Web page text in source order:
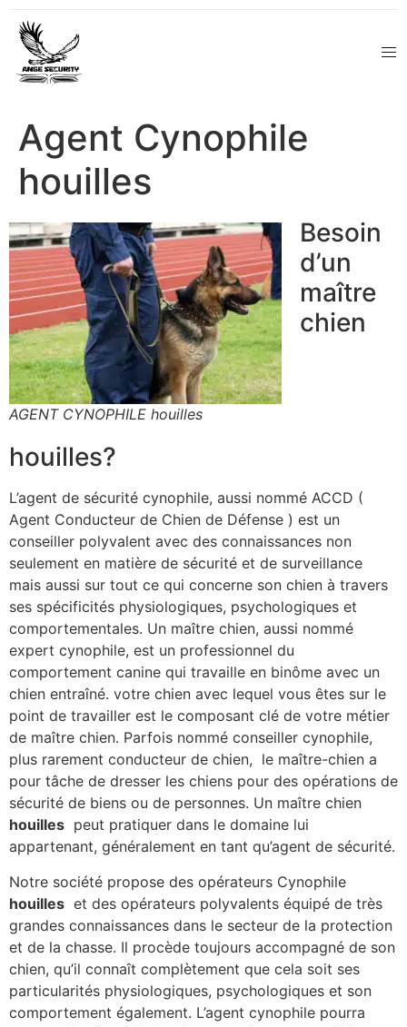
Agent Cynophile
houilles
AGENT CYNOPHILE houilles
Besoin
d’un
maître
chien
houilles?
L’agent de sécurité cynophile, aussi nommé ACCD (
Agent Conducteur de Chien de Défense ) est un
conseiller polyvalent avec des connaissances non
seulement en matière de sécurité et de surveillance
mais aussi sur tout ce qui concerne son chien à travers
ses spécificités physiologiques, psychologiques et
comportementales. Un maître chien, aussi nommé
expert cynophile, est un professionnel du
comportement canine qui travaille en binôme avec un
chien entraîné. votre chien avec lequel vous êtes sur le
point de travailler est le composant clé de votre métier
de maître chien. Parfois nommé conseiller cynophile,
plus rarement conducteur de chien, le maître-chien a
pour tâche de dresser les chiens pour des opérations de
sécurité de biens ou de personnes. Un maître chien
houilles peut pratiquer dans le domaine lui
appartenant, généralement en tant qu’agent de sécurité.
Notre société propose des opérateurs Cynophile
houilles et des opérateurs polyvalents équipé de très
grandes connaissances dans le secteur de la protection
et de la chasse. Il procède toujours accompagné de son
chien, qu’il connaît complètement que cela soit ses
particularités physiologiques, psychologiques et son
comportement également. L’agent cynophile pourra